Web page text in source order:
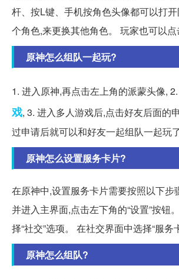
杆、按L键、手机按角色头像都可以打
个角色,来更换其他角色。 玩家也可以点
原神怎么组队一起玩?
1. 进入原神,再点击左上角的派蒙头像,
戏, 3. 进入多人游戏后,点击好友后面的
过申请后就可以和好友一起组队一起玩了
原神怎么设置服务卡片?
在原神中,设置服务卡片需要按照以下步
并进入主界面,点击左下角的“设置”按钮
择“社交”选项。 在社交界面中选择“服务
原神怎么组队?